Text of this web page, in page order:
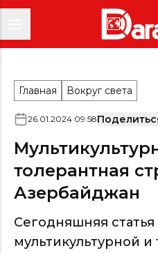
Главная Вокруг света
26.01.2024 09:58
толерантная
Азербайджан
Сегодняшняя
мультикультурной